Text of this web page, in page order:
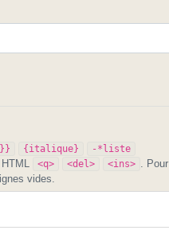
{italique}
-*liste
<q> <del> <ins> . Pour
vides.